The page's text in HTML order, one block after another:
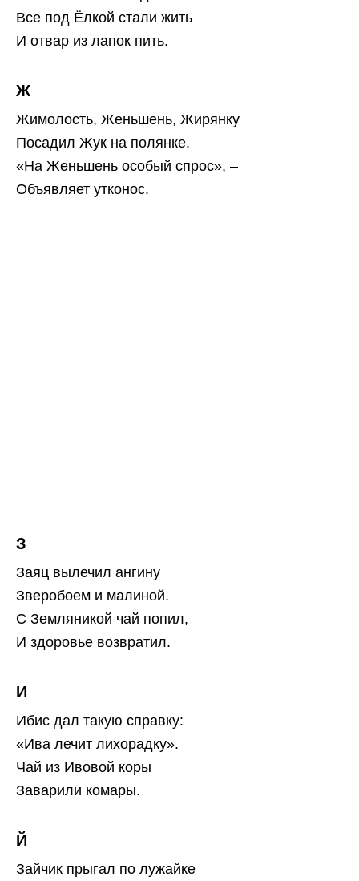
Все под Ёлкой стали жить
И отвар из лапок пить.
Ж
Жимолость, Женьшень, Жирянку
Посадил Жук на полянке.
«На Женьшень особый спрос», –
Объявляет утконос.
З
Заяц вылечил ангину
Зверобоем и малиной.
С Земляникой чай попил,
И здоровье возвратил.
И
Ибис дал такую справку:
«Ива лечит лихорадку».
Чай из Ивовой коры
Заварили комары.
Й
Зайчик прыгал по лужайке